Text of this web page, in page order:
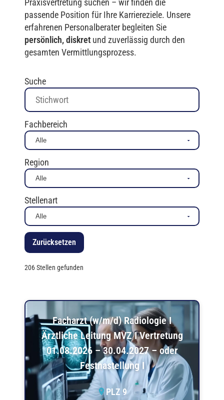
Praxisvertretung suchen – wir finden die
passende Position für Ihre Karriereziele. Unsere
erfahrenen Personalberater begleiten Sie
persönlich, diskret und zuverlässig durch den
gesamten Vermittlungsprozess.
Suche
Fachbereich
Region
Stellenart
Zurücksetzen
206 Stellen gefunden
Facharzt (w/m/d) Radiologie I
Ärztliche Leitung MVZ I Vertretung
01.08.2026 – 30.04.2027 – oder
Festnastellung I
PLZ 9